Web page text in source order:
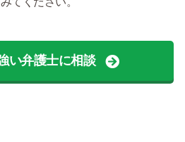
い弁護士に相談